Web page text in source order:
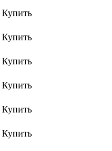
Купить
Купить
Купить
Купить
Купить
Купить